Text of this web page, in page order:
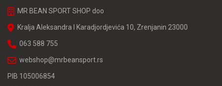
MR BEAN SPORT SHOP doo
Kralja Aleksandra I Karadjordjevića 10, Zrenjanin 23000
063 588 755
webshop@mrbeansport.rs
PIB 105006854